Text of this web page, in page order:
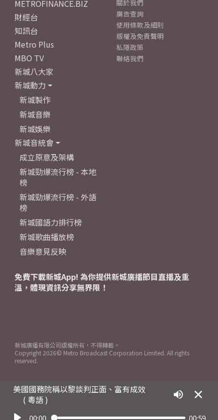
美國國務院稱以黎談判正面、富有成效
( 粵語 )
00:00 00:59
METROFINANCE.BIZ
財經台
知訊台
Metro Plus
MBO TV
新城八大家
新城動力
新城製作
新城音樂
新城娛樂
新城音統會
成立原意及架構
新城勁爆流行榜 - 本地
榜
新城勁爆流行榜 - 外語
榜
新城國語力排行榜
新城歌曲播放榜
音樂意見反映
關於我們
廣告查詢
使用條款及細則
版權及免責聲明
私隱政策
聯絡我們
免費下載新城App! 為你提供新城廣播節目直播及重
溫，體現資訊分享無界限！
新城廣播有限公司版權所有，不得轉載。
Copyright 2026© Metro Broadcast Corporation Limited. All rights
reserved.